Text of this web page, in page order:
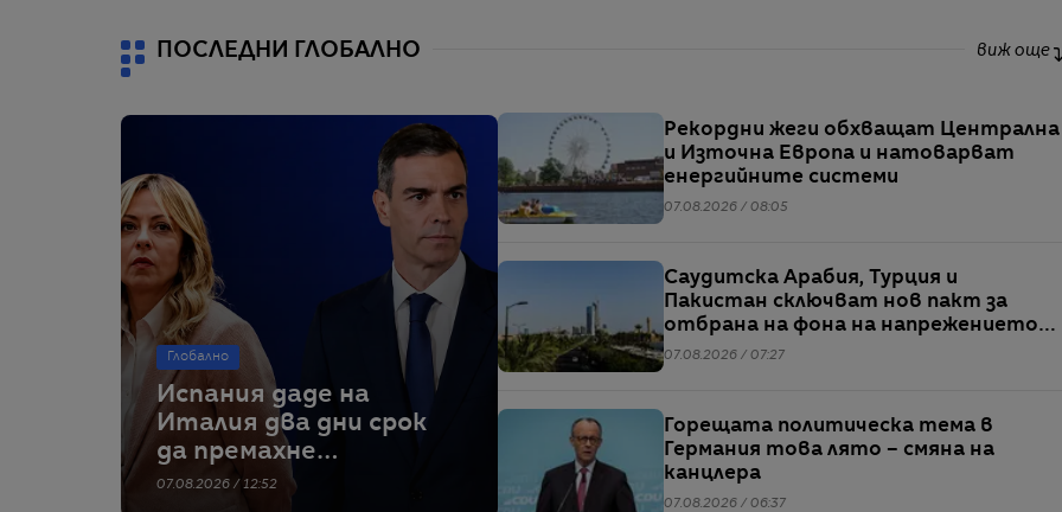
ПОСЛЕДНИ ГЛОБАЛНО виж още
Глобално
Испания даде на
Италия два дни срок
да премахне
граничните
07.08.2026 / 12:52
Рекордни жеги обхващат Централна
и Източна Европа и натоварват
енергийните системи
07.08.2026 / 08:05
Саудитска Арабия, Турция и
Пакистан сключват нов пакт за
отбрана на фона на напрежението
между САЩ и Иран
07.08.2026 / 07:27
Горещата политическа тема в
Германия това лято – смяна на
канцлера
07.08.2026 / 06:37